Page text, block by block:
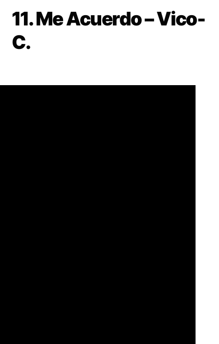
11. Me Acuerdo – Vico-
C.